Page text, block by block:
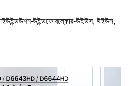
আইউইন্ডউশন-উইন্ডফোরল্ফোর-উইউস, উইউস,